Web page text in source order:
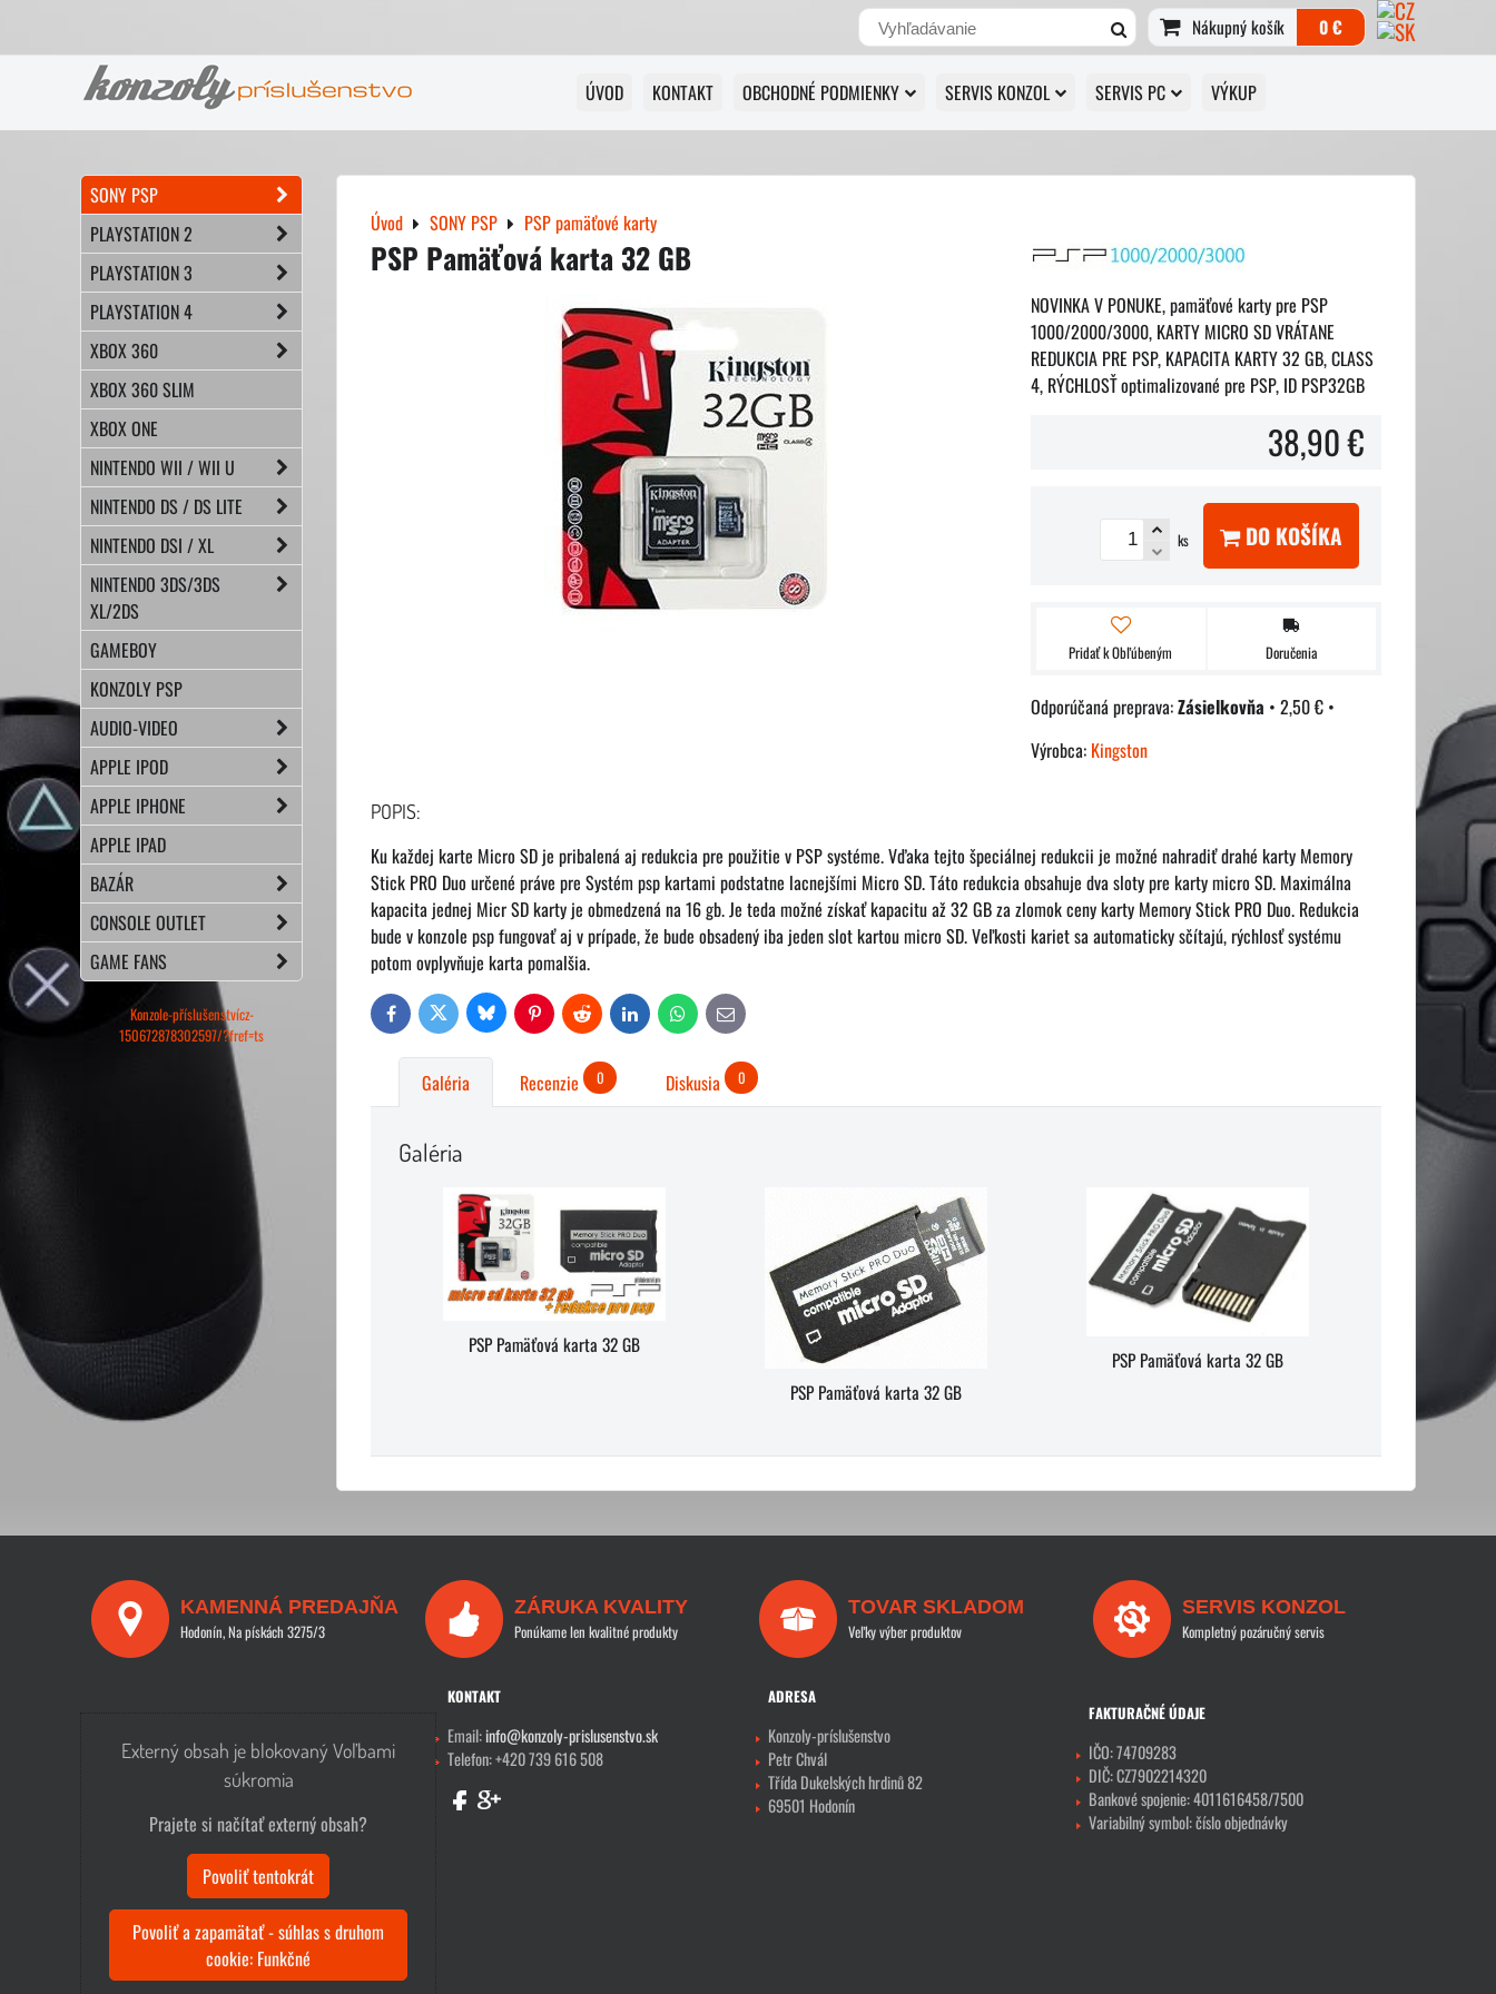
Nákupný košík 0 €
ÚVOD KONTAKT OBCHODNÉ PODMIENKY SERVIS KONZOL SERVIS PC VÝKUP
Úvod SONY PSP PSP pamäťové karty
PSP Pamäťová karta 32 GB
NOVINKA V PONUKE, pamäťové karty pre PSP
1000/2000/3000, KARTY MICRO SD VRÁTANE
REDUKCIA PRE PSP, KAPACITA KARTY 32 GB, CLASS
4, RÝCHLOSŤ optimalizované pre PSP, ID PSP32GB
38,90 €
ks DO KOŠÍKA
Pridať k Obľúbeným Doručenia
Zásielkovňa • 2,50 € •
Výrobca: Kingston
POPIS:
Ku každej karte Micro SD je pribalená aj redukcia pre použitie v PSP systéme. Vďaka tejto špeciálnej redukcii je možné nahradiť drahé karty Memory
Stick PRO Duo určené práve pre Systém psp kartami podstatne lacnejšími Micro SD. Táto redukcia obsahuje dva sloty pre karty micro SD. Maximálna
kapacita jednej Micr SD karty je obmedzená na 16 gb. Je teda možné získať kapacitu až 32 GB za zlomok ceny karty Memory Stick PRO Duo. Redukcia
bude v konzole psp fungovať aj v prípade, že bude obsadený iba jeden slot kartou micro SD. Veľkosti kariet sa automaticky sčítajú, rýchlosť systému
potom ovplyvňuje karta pomalšia.
FacebookTwitter Bluesky PinterestReddit LinkedIn WhatsAppE-
mail
Galéria Recenzie 0 Diskusia 0
Galéria
PSP Pamäťová karta 32 GB
PSP Pamäťová karta 32 GB
PSP Pamäťová karta 32 GB
SONY PSP
PLAYSTATION 2
PLAYSTATION 3
PLAYSTATION 4
XBOX 360
XBOX 360 SLIM
XBOX ONE
NINTENDO WII / WII U
NINTENDO DS / DS LITE
NINTENDO DSI / XL
NINTENDO 3DS/3DS
XL/2DS
GAMEBOY
KONZOLY PSP
AUDIO-VIDEO
APPLE IPOD
APPLE IPHONE
APPLE IPAD
BAZÁR
CONSOLE OUTLET
GAME FANS
Konzole-příslušenstvícz-
150672878302597/?fref=ts
KAMENNÁ PREDAJŇA
Hodonín, Na pískách 3275/3
ZÁRUKA KVALITY
Ponúkame len kvalitné produkty
TOVAR SKLADOM
Veľky výber produktov
SERVIS KONZOL
Kompletný pozáručný servis
Externý obsah je blokovaný Voľbami
súkromia
Prajete si načítať externý obsah?
Povoliť tentokrát
Povoliť a zapamätať - súhlas s druhom
cookie: Funkčné
KONTAKT
Email:info@konzoly-prislusenstvo.sk
Telefon: +420 739 616 508
ADRESA
Konzoly-príslušenstvo
Petr Chvál
Třída Dukelských hrdinů 82
69501 Hodonín
FAKTURAČNÉ ÚDAJE
IČO: 74709283
DIČ: CZ7902214320
Bankové spojenie: 4011616458/7500
Variabilný symbol: číslo objednávky